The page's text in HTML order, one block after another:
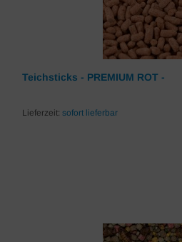
Teichsticks - PREMIUM ROT -
Lieferzeit: sofort lieferbar